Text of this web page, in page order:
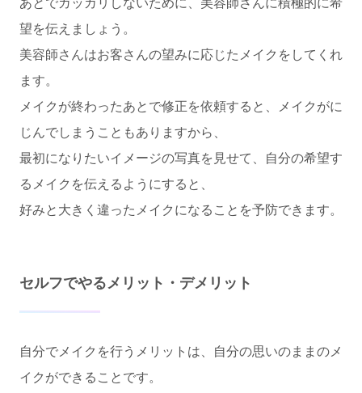
あとでガッカリしないために、美容師さんに積極的に希
望を伝えましょう。
美容師さんはお客さんの望みに応じたメイクをしてくれ
ます。
メイクが終わったあとで修正を依頼すると、メイクがに
じんでしまうこともありますから、
最初になりたいイメージの写真を見せて、自分の希望す
るメイクを伝えるようにすると、
好みと大きく違ったメイクになることを予防できます。
セルフでやるメリット・デメリット
自分でメイクを行うメリットは、自分の思いのままのメ
イクができることです。